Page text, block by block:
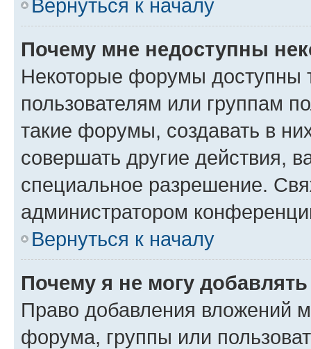
Вернуться к началу
Почему мне недоступны
Некоторые форумы доступны
пользователям или группам
такие форумы, создавать в
совершать другие действия,
специальное разрешение.
администратором
Вернуться к началу
Почему я не могу
Право добавления вложений
форума, группы или